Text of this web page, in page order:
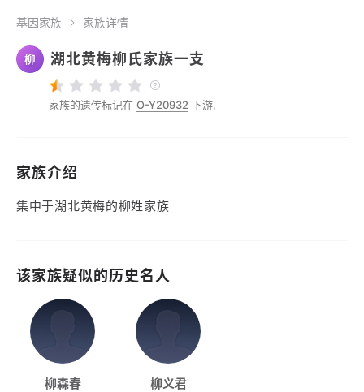
基因家族 家族详情
柳 湖北黄梅柳氏家族一支
家族的遗传标记在 O-Y20932 下游,
家族介绍
集中于湖北黄梅的柳姓家族
该家族疑似的历史名人
柳森春 柳义君